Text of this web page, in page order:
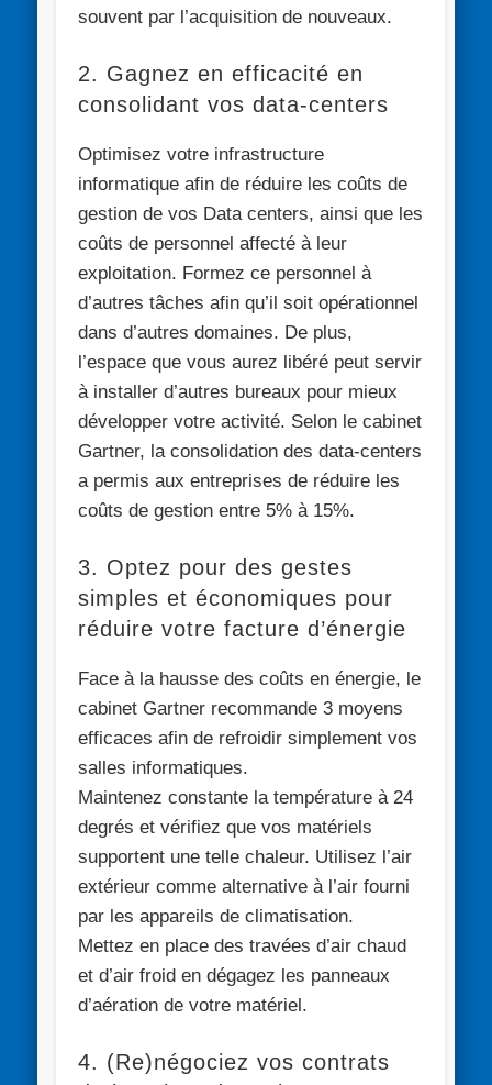
souvent par l’acquisition de nouveaux.
2. Gagnez en efficacité en
consolidant vos data-centers
Optimisez votre infrastructure
informatique afin de réduire les coûts de
gestion de vos Data centers, ainsi que les
coûts de personnel affecté à leur
exploitation. Formez ce personnel à
d’autres tâches afin qu’il soit opérationnel
dans d’autres domaines. De plus,
l’espace que vous aurez libéré peut servir
à installer d’autres bureaux pour mieux
développer votre activité. Selon le cabinet
Gartner, la consolidation des data-centers
a permis aux entreprises de réduire les
coûts de gestion entre 5% à 15%.
3. Optez pour des gestes
simples et économiques pour
réduire votre facture d’énergie
Face à la hausse des coûts en énergie, le
cabinet Gartner recommande 3 moyens
efficaces afin de refroidir simplement vos
salles informatiques.
Maintenez constante la température à 24
degrés et vérifiez que vos matériels
supportent une telle chaleur. Utilisez l’air
extérieur comme alternative à l’air fourni
par les appareils de climatisation.
Mettez en place des travées d’air chaud
et d’air froid en dégagez les panneaux
d’aération de votre matériel.
4. (Re)négociez vos contrats